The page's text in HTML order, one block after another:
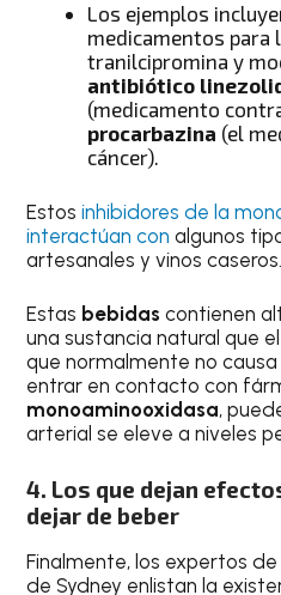
Los ejemplos
medicamentos para
tranilcipromina y
antibiótico
(medicamento
procarbazina (el
cáncer).
Estosinhibidores de la
interactúan con algunos
artesanales y vinos caseros.
Estas bebidas contienen
una sustancia natural que
que normalmente no causa
entrar en contacto con
monoaminooxidasa,
arterial se eleve a niveles
4. Los que dejan
dejar de beber
Finalmente, los expertos
de Sydney enlistan la